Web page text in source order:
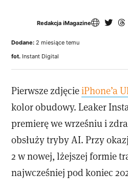
Redakcja iMagazine
Dodane: 2 miesiące temu
fot. Instant Digital
Pierwsze zdjęcieiPhone’a
kolor obudowy. Leaker
premierę we wrześniu i
obsłuży tryby AI. Przy
2 w nowej, lżejszej formie
najwcześniej pod koniec